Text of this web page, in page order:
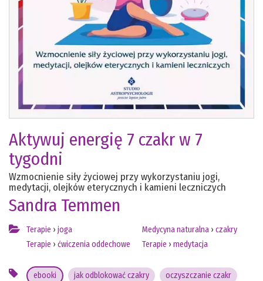
Aktywuj energię 7 czakr w 7
tygodni
Wzmocnienie siły życiowej przy wykorzystaniu jogi,
medytacji, olejków eterycznych i kamieni leczniczych
Sandra Temmen
Terapie › joga
Terapie › ćwiczenia oddechowe
Medycyna naturalna › czakry
Terapie › medytacja
ebooki jak odblokować czakry oczyszczanie czakr